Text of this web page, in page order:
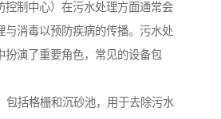
控制中心）在污水处理方面通常会
与消毒以预防疾病的传播。污水处
扮演了重要角色，常见的设备包
括格栅和沉砂池，用于去除污水